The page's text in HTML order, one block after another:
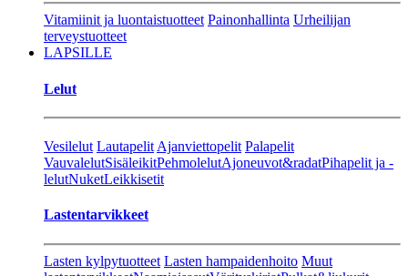
Vitamiinit ja luontaistuotteet Painonhallinta Urheilijan
terveystuotteet
LAPSILLE
Lelut
Vesilelut Lautapelit Ajanviettopelit Palapelit
VauvalelutSisäleikitPehmolelutAjoneuvot&radatPihapelit ja -
lelutNuketLeikkisetit
Lastentarvikkeet
Lasten kylpytuotteet Lasten hampaidenhoito Muut